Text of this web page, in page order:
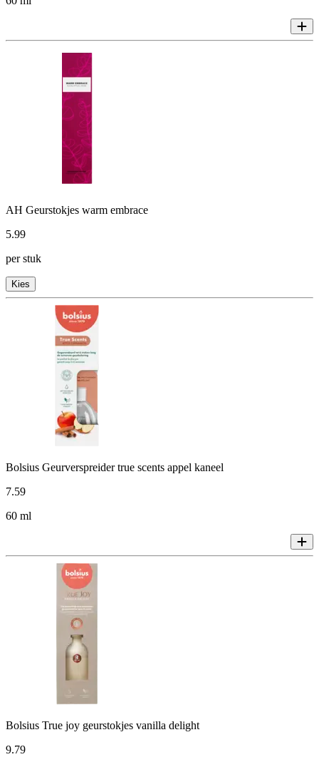
AH Geurstokjes warm embrace
5.99
per stuk
Kies
Bolsius Geurverspreider true scents appel kaneel
7.59
60 ml
Bolsius True joy geurstokjes vanilla delight
9.79